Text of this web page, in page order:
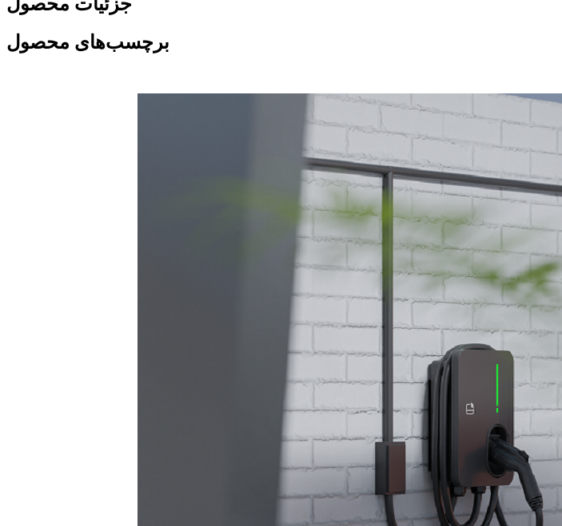
جزئیات محصول
برچسب‌های محصول